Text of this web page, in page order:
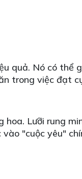
quả. Nó có thể
trong việc đạt
Lưỡi rung
"cuộc yêu"